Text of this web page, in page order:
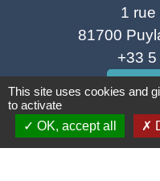
1 rue
81700
+33
This site uses cookies and
to activate
OK, accept all